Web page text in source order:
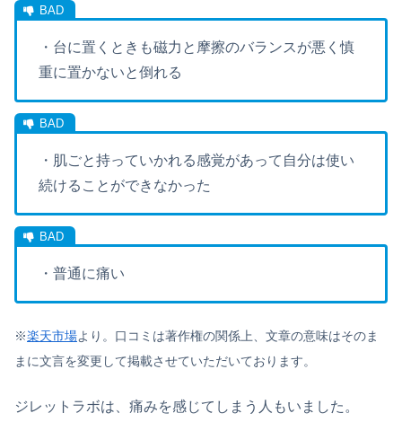
・台に置くときも磁力と摩擦のバランスが悪く慎
重に置かないと倒れる
・肌ごと持っていかれる感覚があって自分は使い
続けることができなかった
・普通に痛い
※楽天市場より。口コミは著作権の関係上、文章の意味はそのま
まに文言を変更して掲載させていただいております。
ジレットラボは、痛みを感じてしまう人もいました。